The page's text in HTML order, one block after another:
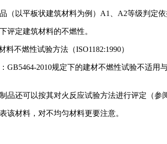
（以平板状建筑材料为例）A1、A2等级判定依
评定建筑材料的不燃性。
料不燃性试验方法（ISO1182:1990）
GB5464-2010规定下的建材不燃性试验不适
还可以按其对火反应试验方法进行评定（参阅
该材料，对不均匀材料更要注意。